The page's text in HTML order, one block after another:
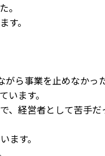
。
す。
ら事業を止めなかっ
ます。
経営者として苦手
ます。